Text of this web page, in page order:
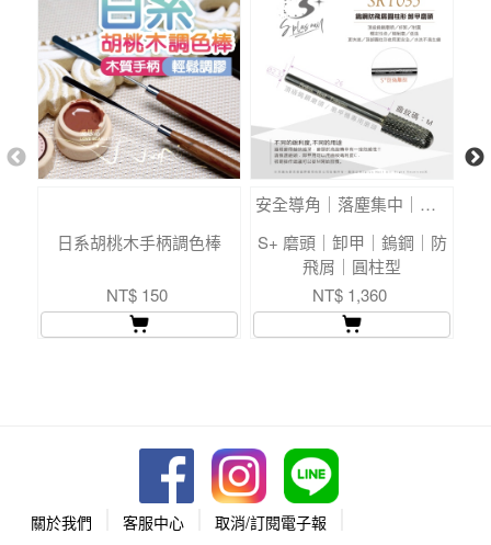
日系胡桃木手柄調色棒
NT$ 150
安全導角｜落塵集中｜鎢鋼
S+ 磨頭｜卸甲｜鎢鋼｜防
飛屑｜圓柱型
NT$ 1,360
關於我們 客服中心 取消/訂閱電子報